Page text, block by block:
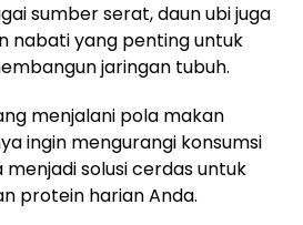
sumber serat, daun ubi juga
nabati yang penting untuk
jaringan tubuh.
menjalani pola makan
ingin mengurangi konsumsi
menjadi solusi cerdas untuk
protein harian Anda.